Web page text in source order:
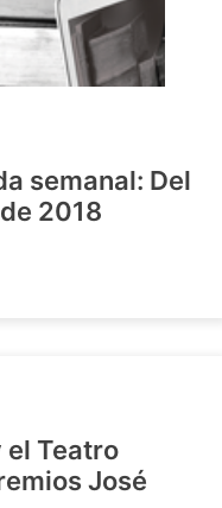
semanal: Del
2018
el Teatro
José